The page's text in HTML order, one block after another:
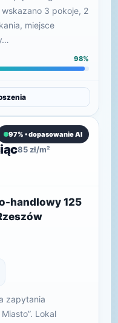
3 pokoje, 2
miejsce
98%
97% • dopasowanie AI
85 zł/m²
handlowy 125
zapytania
Lokal